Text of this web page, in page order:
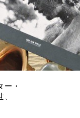
・